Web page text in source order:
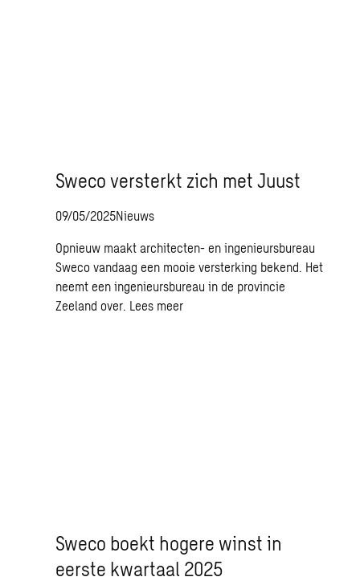
Sweco versterkt zich met Juust
09/05/2025Nieuws
Opnieuw maakt architecten- en ingenieursbureau
Sweco vandaag een mooie versterking bekend. Het
neemt een ingenieursbureau in de provincie
Zeeland over. Lees meer
Sweco boekt hogere winst in
eerste kwartaal 2025